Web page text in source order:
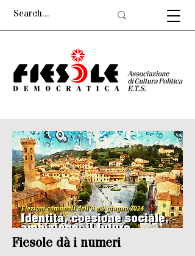
Fiesole dà i numeri